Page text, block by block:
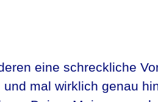
eine schreckliche
mal wirklich genau